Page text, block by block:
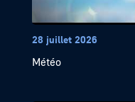
28 juillet 2026
Météo